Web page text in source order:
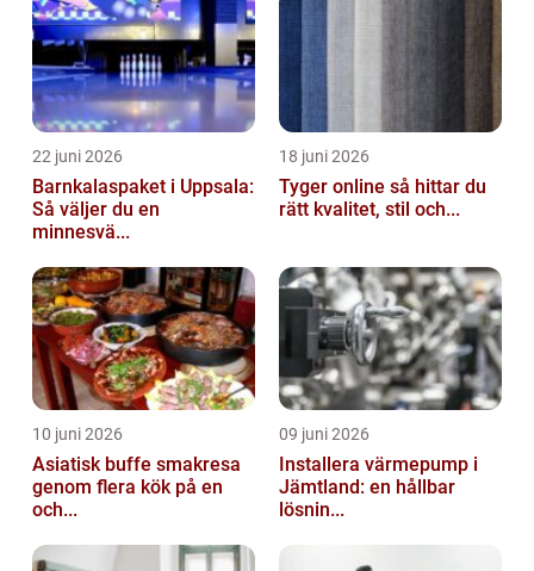
22 juni 2026
Barnkalaspaket i Uppsala:
Så väljer du en
minnesvä...
18 juni 2026
Tyger online så hittar du
rätt kvalitet, stil och...
10 juni 2026
Asiatisk buffe smakresa
genom flera kök på en
och...
09 juni 2026
Installera värmepump i
Jämtland: en hållbar
lösnin...